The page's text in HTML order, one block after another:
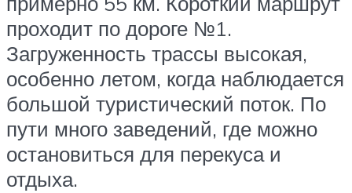
проходит по дороге №1.
Загруженность трассы высокая,
особенно летом, когда наблюдается
большой туристический поток. По
пути много заведений, где можно
остановиться для перекуса и
отдыха.